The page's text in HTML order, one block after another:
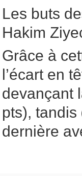
Les buts
Hakim
Grâce à
l’écart en
devançant
pts),
dernière